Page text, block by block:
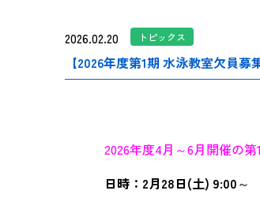
2026.02.20 トピックス
【2026年度第1期 水泳教室欠員募
2026年度4月～6月開催の
日時：2月28日(土) 9:00～